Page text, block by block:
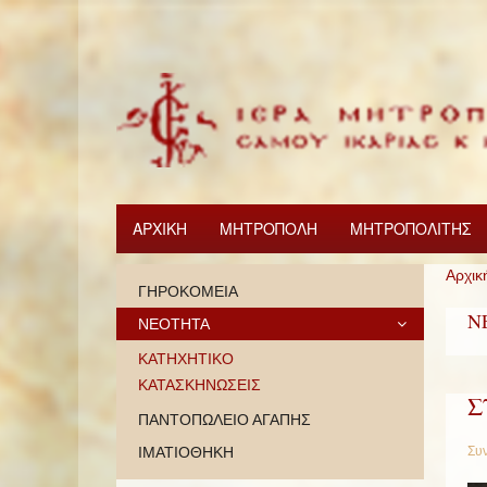
ΑΡΧΙΚΗ ΜΗΤΡΟΠΟΛΗ ΜΗΤΡΟΠΟΛΙΤΗΣ
ΓΗΡΟΚΟΜΕΙΑ
ΝΕΟΤΗΤΑ
ΚΑΤΗΧΗΤΙΚΟ
ΚΑΤΑΣΚΗΝΩΣΕΙΣ
ΠΑΝΤΟΠΩΛΕΙΟ ΑΓΑΠΗΣ
ΙΜΑΤΙΟΘΗΚΗ